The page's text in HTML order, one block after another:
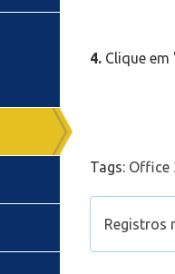
4. Clique em
Tags: Office
Registros